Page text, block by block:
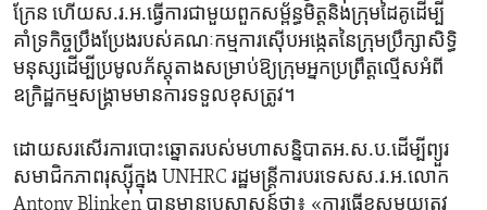
ក្រែន ហើយ​ស.រ.អ.ធ្វើការជា​មួយ​ពួក​សម្ព័ន្ធ​មិត្តនិងក្រុម​ដៃគូ​ដើម្បី​
គាំទ្រ​កិច្ច​ប្រឹង​ប្រែង​របស់គណៈកម្មការស៊ើបអង្កេត​នៃ​ក្រុមប្រឹក្សា​សិទ្ធិ​
មនុស្ស​ដើម្បី​ប្រមូលភ័ស្តុតាងសម្រាប់​ឱ្យ​ក្រុម​អ្នក​ប្រព្រឹត្ត​ល្មើស​អំពី​
ឧក្រិដ្ឋកម្ម​សង្គ្រាមមានការ​ទទួល​ខុស​ត្រូវ។
ដោយ​សរសើរ​ការ​បោះឆ្នោត​របស់​មហាសន្និបាត​អ.ស.ប.ដើម្បីព្យួរ
សមាជិកភាព​រុស្ស៊ី​ក្នុង​ UNHRC រដ្ឋមន្ត្រី​ការបរទេស​ស.រ.អ.លោក
Antony Blinken បាន​មានប្រសាសន៍​ថា៖ «ការធ្វើខុសមួយ​ត្រូវ​